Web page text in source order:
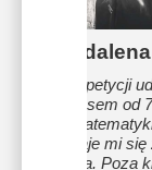
Korepetycji
sukcesem od
do
udaje mi
ucznia. Poza